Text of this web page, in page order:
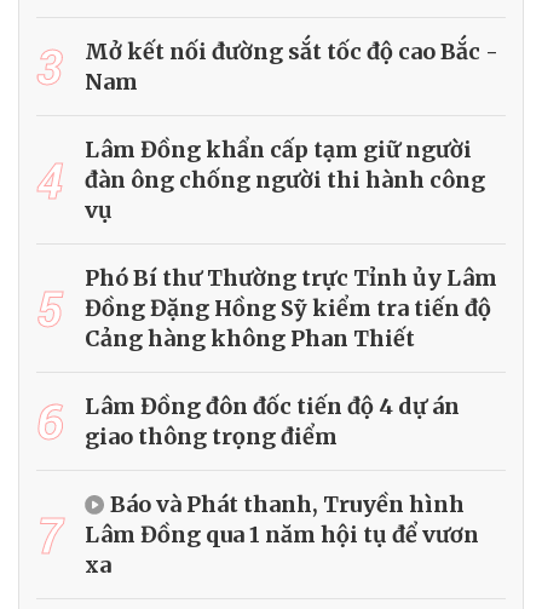
3
Mở kết nối đường sắt tốc độ cao Bắc -
Nam
4
Lâm Đồng khẩn cấp tạm giữ người
đàn ông chống người thi hành công
vụ
5
Phó Bí thư Thường trực Tỉnh ủy Lâm
Đồng Đặng Hồng Sỹ kiểm tra tiến độ
Cảng hàng không Phan Thiết
6
Lâm Đồng đôn đốc tiến độ 4 dự án
giao thông trọng điểm
7
Báo và Phát thanh, Truyền hình
Lâm Đồng qua 1 năm hội tụ để vươn
xa